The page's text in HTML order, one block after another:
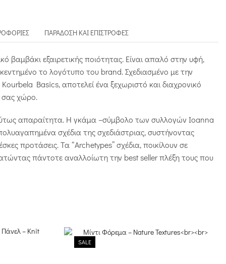
ΠΑΡΆΔΟΣΗ ΚΑΙ ΕΠΙΣΤΡΟΦΈΣ
βαμβάκι εξαιρετικής ποιότητας. Είναι απαλό στην υφή,
το λογότυπο του brand. Σχεδιασμένο με την
Basics, αποτελεί ένα ξεχωριστό και διαχρονικό
σας χώρο.
απαραίτητα. Η γκάμα –σύμβολο των συλλογών Ioanna
σχέδια της σχεδιάστριας, συστήνοντας
προτάσεις. Τα “Archetypes” σχέδια, ποικίλουν σε
πάντοτε αναλλοίωτη την best seller πλέξη τους που
SALE